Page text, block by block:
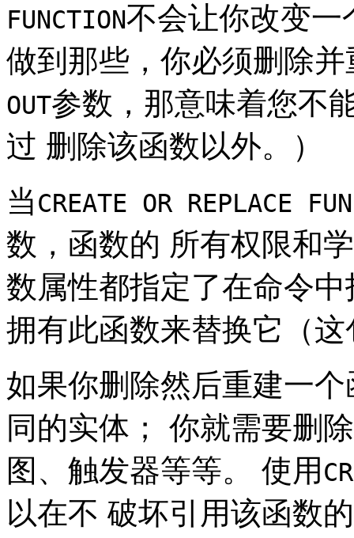
FUNCTION不会让你改变一
做到那些，你必须删除
OUT参数，那意味着您不
过 删除该函数以外。）
当CREATE OR REPLACE
数，函数的 所有权限和
数属性都指定了在命令
拥有此函数来替换它（
如果你删除然后重建一
同的实体； 你就需要删
图、触发器等等。 使用
以在不 破坏引用该函数